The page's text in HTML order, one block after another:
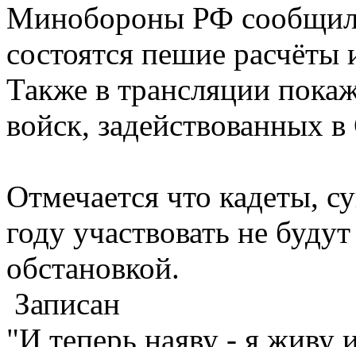
Минобороны РФ
состоятся пешие расчёты
Также в трансляции
войск, задействованных
Отмечается что кадеты,
году участвовать не
обстановкой.
Записан
"И теперь наяву - я живу